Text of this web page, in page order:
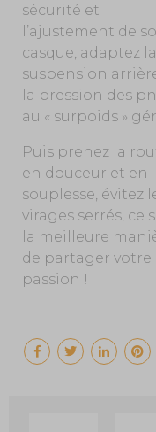
sécurité et
l’ajustement de
casque, adaptez la
suspension
la pression des
au « surpoids »
Puis prenez la
en douceur et en
souplesse, évitez
virages serrés, ce
la meilleure
de partager votre
passion !